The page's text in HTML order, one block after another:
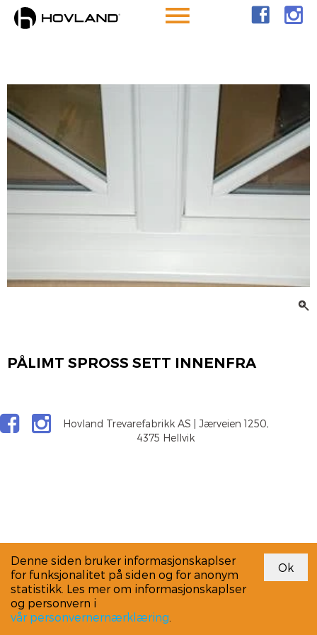
PÅLIMT SPROSS SETT INNENFRA
Hovland Trevarefabrikk AS | Jærveien 1250,
4375 Hellvik
Denne siden bruker informasjonskaplser
for funksjonalitet på siden og for anonym
statistikk. Les mer om informasjonskaplser
og personvern i
vår personvernernærklæring